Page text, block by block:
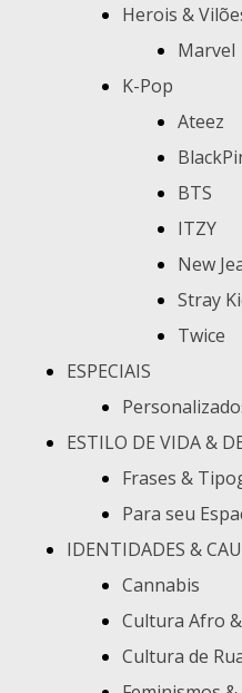
Herois &
Marvel
K-Pop
Ateez
BTS
ITZY
New
Stray
Twice
ESPECIAIS
ESTILO DE VIDA &
Frases &
Para seu
IDENTIDADES &
Cannabis
Cultura Afro
Cultura de